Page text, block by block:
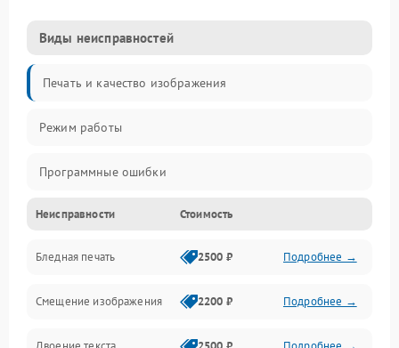
Виды неисправностей
Печать и качество изображения
Режим работы
Программные ошибки
Картриджи и расходники
Сканер и копирование
Механика и узлы
Неисправности Стоимость
Бледная печать 2500 ₽ Подробнее →
Смещение изображения 2200 ₽ Подробнее →